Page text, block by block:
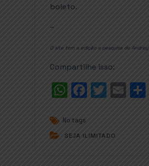
boleto.
–
O site tem a edição e pesquisa de
Compartilhe isso:
W
h
a
t
F
a
e
T
w
t
E
m
No tags
SEJA ILIMITADO